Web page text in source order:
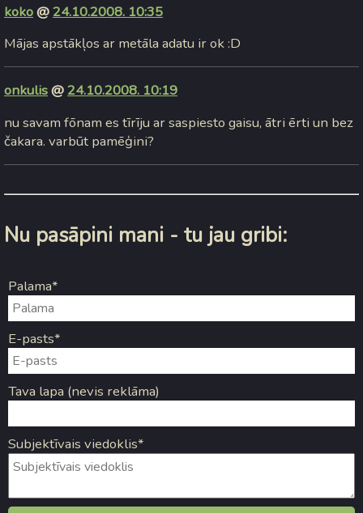
koko@24.10.2008. 10:35
Mājas apstākļos ar metāla adatu ir ok :D
onkulis@24.10.2008. 10:19
nu savam fōnam es tīrīju ar saspiesto gaisu, ātri ērti un bez
čakara. varbūt pamēģini?
Nu pasāpini mani - tu jau gribi:
Palama*
E-pasts*
Tava lapa (nevis reklāma)
Subjektīvais viedoklis*